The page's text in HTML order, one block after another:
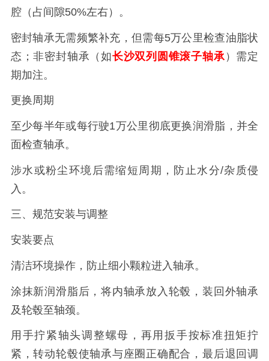
腔（占间隙50%左右）。
密封轴承无需频繁补充，但需每5万公里检查油脂状
态；非密封轴承（如长沙双列圆锥滚子轴承 ）需定
期加注。
更换周期
至少每半年或每行驶1万公里彻底更换润滑脂，并全
面检查轴承。
涉水或粉尘环境后需缩短周期，防止水分/杂质侵
入。
三、规范安装与调整
安装要点
清洁环境操作，防止细小颗粒进入轴承。
涂抹新润滑脂后，将内轴承放入轮毂，装回外轴承
及轮毂至轴颈。
用手拧紧轴头调整螺母，再用扳手按标准扭矩拧
紧，转动轮毂使轴承与座圈正确配合，最后退回调